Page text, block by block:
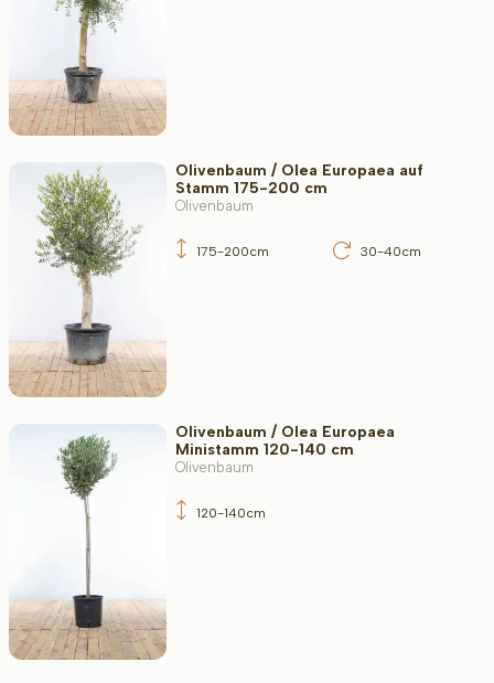
Olivenbaum / Olea Europaea auf
Stamm 175-200 cm
Olivenbaum
175-200cm 30-40cm
Olivenbaum / Olea Europaea
Ministamm 120-140 cm
Olivenbaum
120-140cm